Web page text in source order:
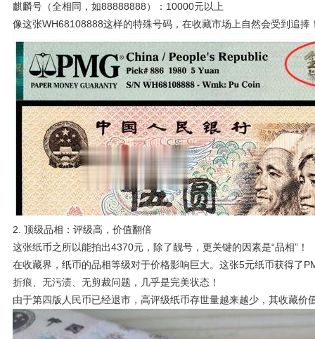
麒麟号（全相同，如88888888）：10000元以上
像这张WH68108888这样的特殊号码，在收藏市场上自然会受到追捧
2. 顶级品相：评级高，价值翻倍
这张纸币之所以能拍出4370元，除了靓号，更关键的因素是“品相”！
在收藏界，纸币的品相等级对于价格影响巨大。这张5元纸币获得了
折痕、无污渍、无剪裁问题，几乎是完美状态！
由于第四版人民币已经退市，高评级纸币存世量越来越少，其收藏价